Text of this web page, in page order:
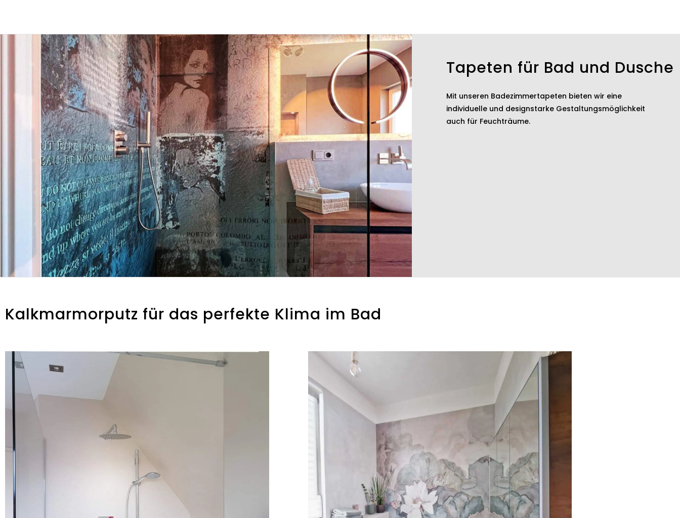
Tapeten für Bad und Dusche
Mit unseren Badezimmertapeten bieten wir eine
individuelle und designstarke Gestaltungsmöglichkeit
auch für Feuchträume.
Kalkmarmorputz für das perfekte Klima im Bad